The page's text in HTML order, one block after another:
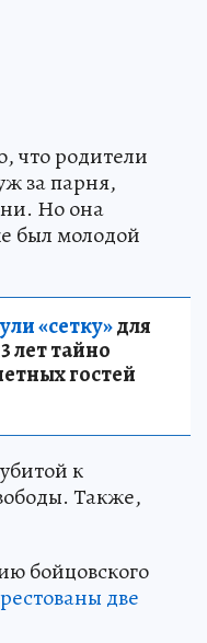
что родители
за парня,
Но она
был молодой
«сетку»для
лет тайно
гостей
к
Также,
бойцовского
две